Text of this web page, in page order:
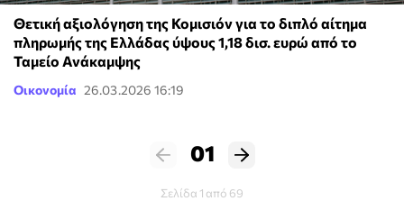
Θετική αξιολόγηση της Κομισιόν για το διπλό αίτημα
πληρωμής της Ελλάδας ύψους 1,18 δισ. ευρώ από το
Ταμείο Ανάκαμψης
Οικονομία 26.03.2026 16:19
01
Σελίδα 1 από 69